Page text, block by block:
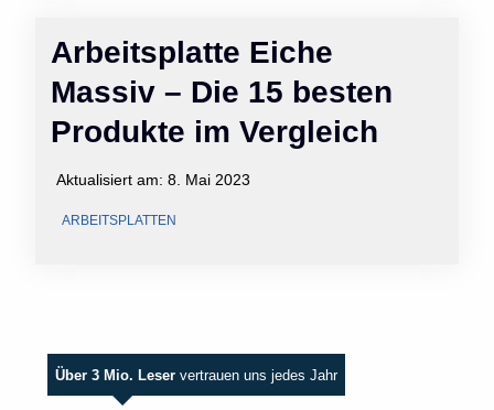
Arbeitsplatte Eiche
Massiv – Die 15 besten
Produkte im Vergleich
Aktualisiert am: 8. Mai 2023
ARBEITSPLATTEN
Über 3 Mio. Leser vertrauen uns jedes Jahr